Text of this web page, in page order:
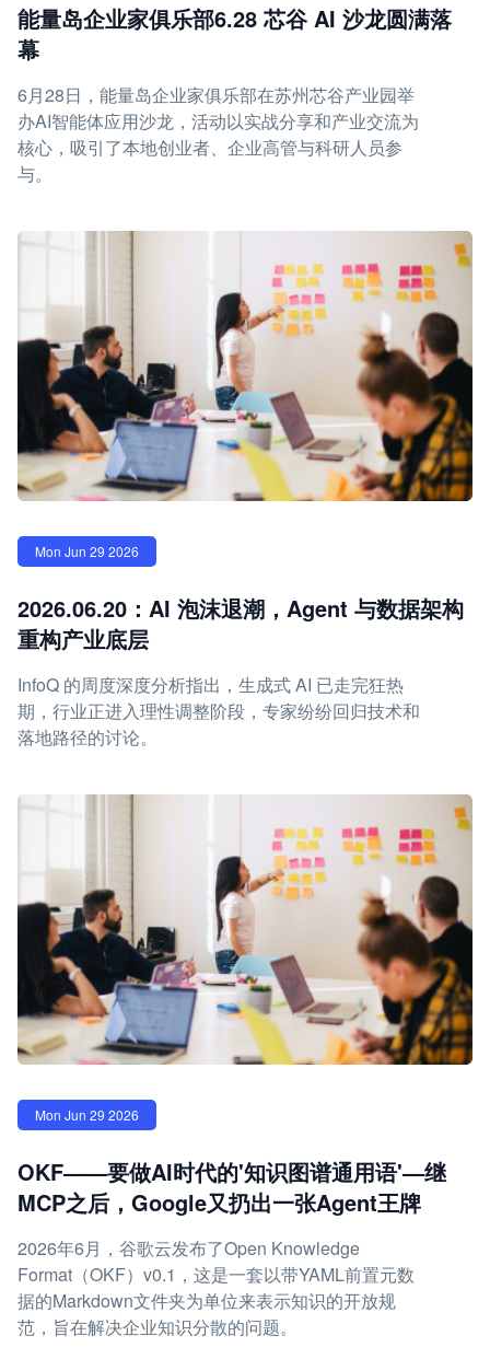
能量岛企业家俱乐部6.28 芯谷 AI 沙龙圆满落
幕
6月28日，能量岛企业家俱乐部在苏州芯谷产业园举
办AI智能体应用沙龙，活动以实战分享和产业交流为
核心，吸引了本地创业者、企业高管与科研人员参
与。
Mon Jun 29 2026
2026.06.20：AI 泡沫退潮，Agent 与数据架构
重构产业底层
InfoQ 的周度深度分析指出，生成式 AI 已走完狂热
期，行业正进入理性调整阶段，专家纷纷回归技术和
落地路径的讨论。
Mon Jun 29 2026
OKF——要做AI时代的'知识图谱通用语'—继
MCP之后，Google又扔出一张Agent王牌
2026年6月，谷歌云发布了Open Knowledge
Format（OKF）v0.1，这是一套以带YAML前置元数
据的Markdown文件夹为单位来表示知识的开放规
范，旨在解决企业知识分散的问题。